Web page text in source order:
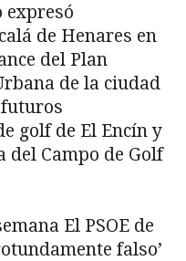
expresó
de Henares en
del Plan
de la ciudad
golf de El Encín y
del Campo de Golf
El PSOE de
falso’